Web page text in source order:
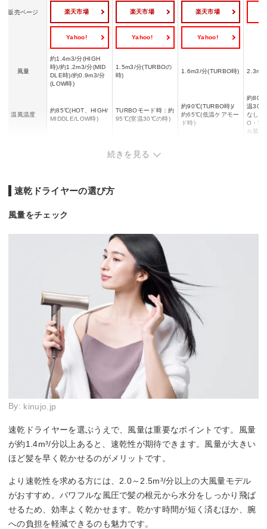
販売ページ 楽天市場
Yahoo!
楽天市場
Yahoo!
楽天市場
Yahoo!
風量
約1.4m3/分(HIGH
時)/約1.2m3/分(MID
DLE時)/約0.9m3/分
(LOW時)
1.5m3/分(TURBOの
時)
1.6m3/分(TURBO時)
温風温度
約85℃(HOT、HIGH/
MIDDLE/LOW時)
TURBOモード時：約
95℃(室温30℃の時)
約90℃(TURBO時)/
約65℃(低温ケアモー
ド時)
約
温30℃
なし)/
O・室
ル装着
T時)
続きを見る
速乾ドライヤーの選び方
風量をチェック
By: kinujo.jp
速乾ドライヤーを選ぶうえで、風量は重要なポイントです。風量
が約1.4m³/分以上あると、速乾性が期待できます。風量が大きい
ほど髪を早く乾かせるのがメリットです。
より速乾性を求める方には、2.0～2.5m³/分以上の大風量モデル
がおすすめ。パワフルな風圧で髪の根元から水分をしっかり飛ば
せるため、効率よく乾かせます。乾かす時間が短く済むほか、腕
への負担を軽減できるのも魅力です。